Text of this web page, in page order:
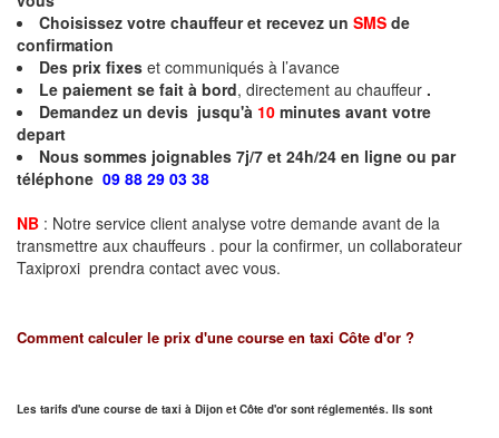
Choisissez votre chauffeur et recevez un SMS de
confirmation
Des prix fixes et communiqués à l’avance
Le paiement se fait à bord, directement au chauffeur .
Demandez un devis jusqu'à 10 minutes avant votre
depart
Nous sommes joignables 7j/7 et 24h/24 en ligne ou par
téléphone 09 88 29 03 38
NB : Notre service client analyse votre demande avant de la
transmettre aux chauffeurs . pour la confirmer, un collaborateur
Taxiproxi prendra contact avec vous.
Comment calculer le prix d'une course en taxi Côte d'or ?
Les tarifs d'une course de taxi à Dijon et Côte d'or sont réglementés. Ils sont